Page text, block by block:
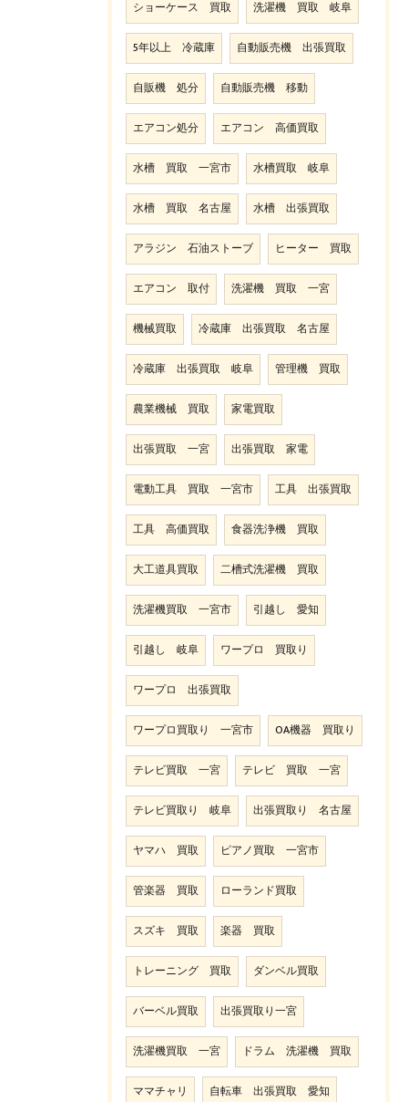
ショーケース 買取 洗濯機 買取 岐阜
5年以上 冷蔵庫 自動販売機 出張買取
自販機 処分 自動販売機 移動
エアコン処分 エアコン 高価買取
水槽 買取 一宮市 水槽買取 岐阜
水槽 買取 名古屋 水槽 出張買取
アラジン 石油ストーブ ヒーター 買取
エアコン 取付 洗濯機 買取 一宮
機械買取 冷蔵庫 出張買取 名古屋
冷蔵庫 出張買取 岐阜 管理機 買取
農業機械 買取 家電買取
出張買取 一宮 出張買取 家電
電動工具 買取 一宮市 工具 出張買取
工具 高価買取 食器洗浄機 買取
大工道具買取 二槽式洗濯機 買取
洗濯機買取 一宮市 引越し 愛知
引越し 岐阜 ワープロ 買取り
ワープロ 出張買取
ワープロ買取り 一宮市 OA機器 買取り
テレビ買取 一宮 テレビ 買取 一宮
テレビ買取り 岐阜 出張買取り 名古屋
ヤマハ 買取 ピアノ買取 一宮市
管楽器 買取 ローランド買取
スズキ 買取 楽器 買取
トレーニング 買取 ダンベル買取
バーベル買取 出張買取り一宮
洗濯機買取 一宮 ドラム 洗濯機 買取
ママチャリ 自転車 出張買取 愛知